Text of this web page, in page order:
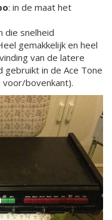
: in de maat het
die snelheid
gemakkelijk en heel
van de latere
gebruikt in de Ace Tone
voor/bovenkant).